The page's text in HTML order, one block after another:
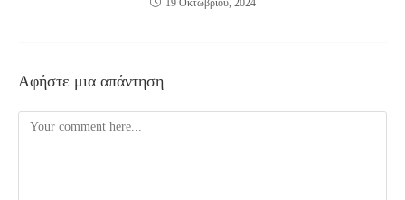
19 Οκτωβρίου, 2024
Αφήστε μια απάντηση
Comment